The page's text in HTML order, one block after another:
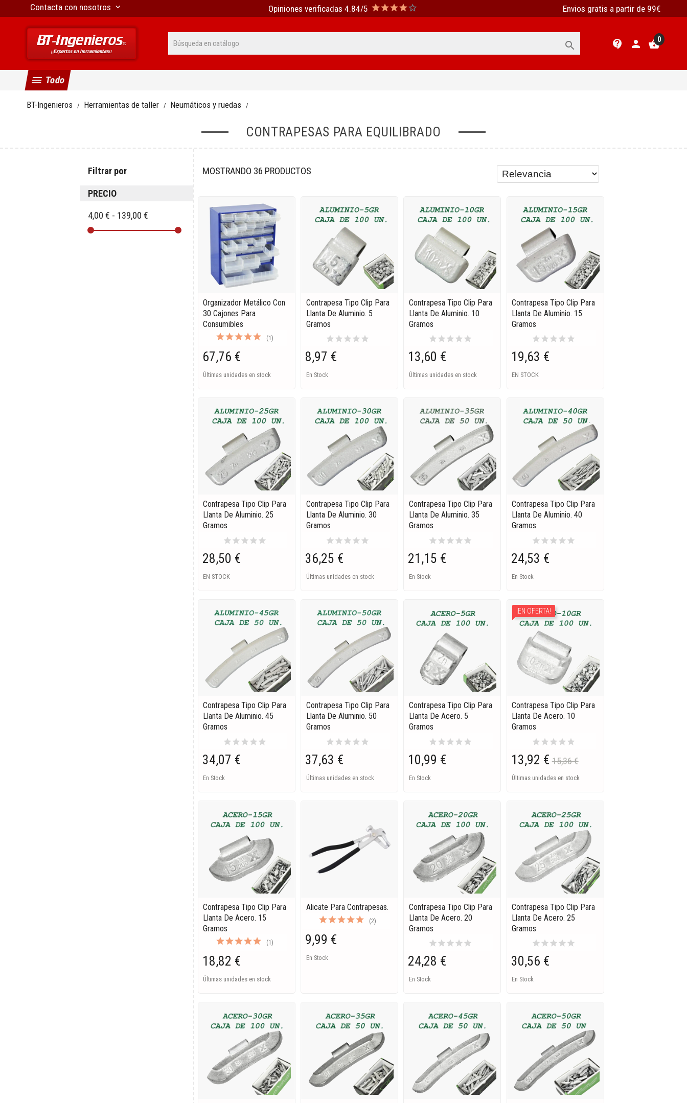
Contacta con nosotros keyboard_arrow_down Opiniones verificadas 4.84/5 Envios gratis a partir de 99€
 contact_support person shopping_basket0
menu Todo
BT-Ingenieros Herramientas de taller Neumáticos y ruedas
CONTRAPESAS PARA EQUILIBRADO
Filtrar por
PRECIO
4,00 € - 139,00 €
MOSTRANDO 36 PRODUCTOS
Organizador Metálico Con
30 Cajones Para
Consumibles
(1)
67,76 €
Últimas unidades en stock
Contrapesa Tipo Clip Para
Llanta De Aluminio. 5
Gramos
starstarstarstarstar
8,97 €
En Stock
Contrapesa Tipo Clip Para
Llanta De Aluminio. 10
Gramos
starstarstarstarstar
13,60 €
Últimas unidades en stock
Contrapesa Tipo Clip Para
Llanta De Aluminio. 15
Gramos
starstarstarstarstar
19,63 €
EN STOCK
Contrapesa Tipo Clip Para
Llanta De Aluminio. 25
Gramos
starstarstarstarstar
28,50 €
EN STOCK
Contrapesa Tipo Clip Para
Llanta De Aluminio. 30
Gramos
starstarstarstarstar
36,25 €
Últimas unidades en stock
Contrapesa Tipo Clip Para
Llanta De Aluminio. 35
Gramos
starstarstarstarstar
21,15 €
En Stock
Contrapesa Tipo Clip Para
Llanta De Aluminio. 40
Gramos
starstarstarstarstar
24,53 €
En Stock
Contrapesa Tipo Clip Para
Llanta De Aluminio. 45
Gramos
starstarstarstarstar
34,07 €
En Stock
Contrapesa Tipo Clip Para
Llanta De Aluminio. 50
Gramos
starstarstarstarstar
37,63 €
Últimas unidades en stock
Contrapesa Tipo Clip Para
Llanta De Acero. 5
Gramos
starstarstarstarstar
10,99 €
En Stock
Contrapesa Tipo Clip Para
Llanta De Acero. 10
Gramos
starstarstarstarstar
13,92 € 15,36 €
Últimas unidades en stock
¡EN OFERTA!
Contrapesa Tipo Clip Para
Llanta De Acero. 15
Gramos
(1)
18,82 €
Últimas unidades en stock
Alicate Para Contrapesas.
(2)
9,99 €
En Stock
Contrapesa Tipo Clip Para
Llanta De Acero. 20
Gramos
starstarstarstarstar
24,28 €
En Stock
Contrapesa Tipo Clip Para
Llanta De Acero. 25
Gramos
starstarstarstarstar
30,56 €
En Stock